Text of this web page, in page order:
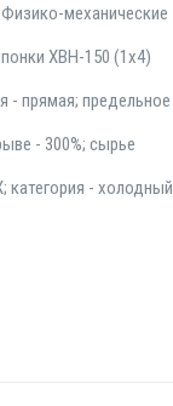
механические
ХВН-150 (1х4)
- прямая; предельное
- 300%; сырье
категория - холодный